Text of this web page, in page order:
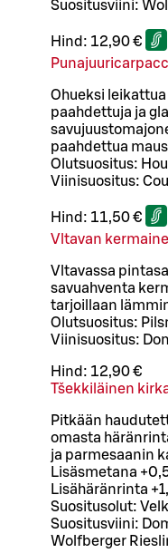
Suositusviini:
Hind: 12,90 €
Ohueksi
paahdettuja ja
paahdettua
Olutsuositus:
Viinisuositus:
Hind: 11,50 €
Vltavan
Vltavassa
savuahventa
tarjoillaan
Olutsuositus:
Viinisuositus:
Hind: 12,90 €
Tšekkiläinen
Pitkään
omasta
ja parmesaanin
Lisäsmetana
Lisähäränrinta
Suositusolut:
Suositusviini:
Wolfberger